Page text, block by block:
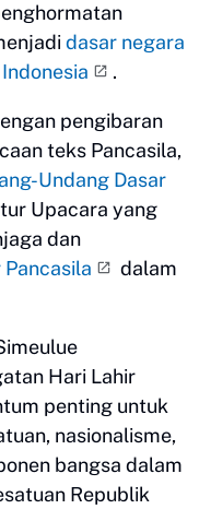
dasar negara
.
pengibaran
teks Pancasila,
Undang Dasar
Upacara yang
dan
dalam
Hari Lahir
penting untuk
nasionalisme,
bangsa dalam
Republik